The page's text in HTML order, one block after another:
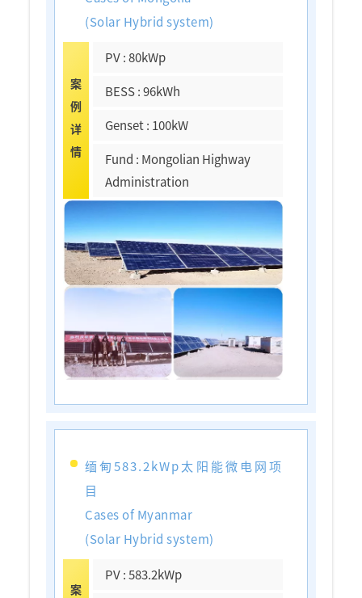
(Solar Hybrid system)
案
例
详
情
PV : 80kWp
BESS : 96kWh
Genset : 100kW
Fund : Mongolian Highway
Administration
缅甸583.2kWp太阳能微电网项
目
Cases of Myanmar
(Solar Hybrid system)
案
PV : 583.2kWp